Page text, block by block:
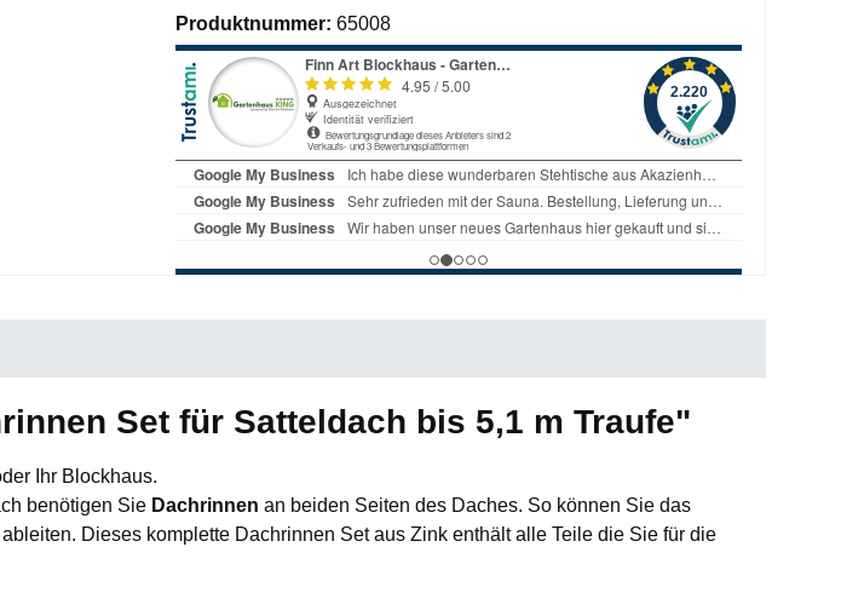
Produktnummer: 65008
Set für Satteldach bis 5,1 m Traufe"
Ihr Blockhaus.
benötigen Sie Dachrinnen an beiden Seiten des Daches. So können Sie das
Dieses komplette Dachrinnen Set aus Zink enthält alle Teile die Sie für die